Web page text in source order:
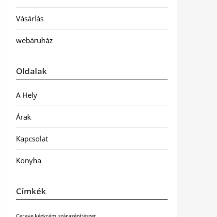
Vásárlás
webáruház
Oldalak
A Hely
Árak
Kapcsolat
Konyha
Címkék